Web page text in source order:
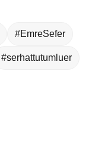
#EmreSefer
#serhattutumluer